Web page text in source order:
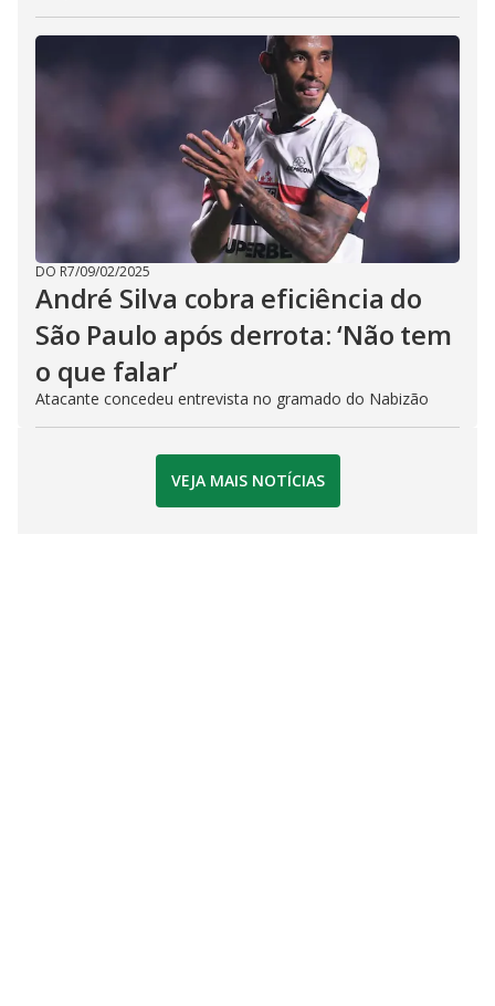
DO R7/09/02/2025
André Silva cobra eficiência do
São Paulo após derrota: ‘Não tem
o que falar’
Atacante concedeu entrevista no gramado do Nabizão
VEJA MAIS NOTÍCIAS